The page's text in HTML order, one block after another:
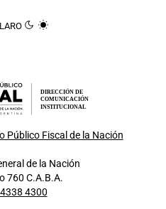
DIRECCIÓN DE
COMUNICACIÓN
INSTITUCIONAL
Público Fiscal de la Nación
de la Nación
760 C.A.B.A.
4300